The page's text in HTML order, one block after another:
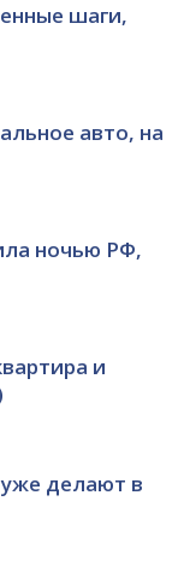
шаги,
авто, на
ночью РФ,
и
делают в